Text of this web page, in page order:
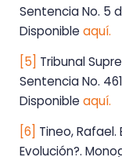
Sentencia No. 5
Disponible aquí.
[5] Tribunal
Sentencia No.
Disponible aquí.
[6] Tineo, Rafael.
Evolución?.